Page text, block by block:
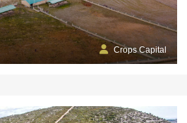
Crops Capital